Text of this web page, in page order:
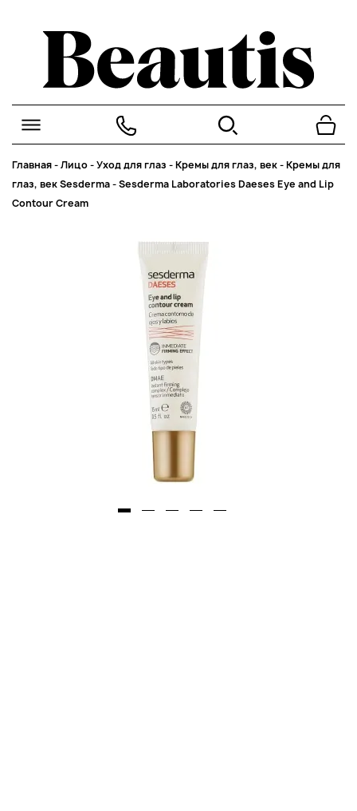
Главная-Лицо-Уход для глаз -Кремы для глаз, век-Кремы для
глаз, век Sesderma-Sesderma Laboratories Daeses Eye and Lip
Contour Cream